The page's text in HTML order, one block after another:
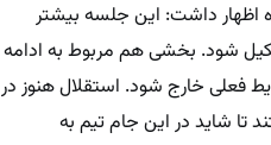
اظهار داشت: این جلسه بیشتر
شود. بخشی هم مربوط به ادامه
فعلی خارج شود. استقلال هنوز در
شاید در این جام تیم به